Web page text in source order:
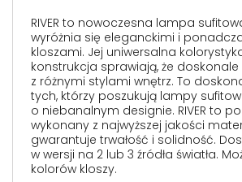
RIVER to nowoczesna lampa
wyróżnia się eleganckimi i
kloszami. Jej uniwersalna
konstrukcja sprawiają, że
z różnymi stylami wnętrz. To
tych, którzy poszukują lampy
o niebanalnym designie. RIVER to
wykonany z najwyższej jakości
gwarantuje trwałość i solidność.
w wersji na 2 lub 3 źródła światła.
kolorów kloszy.